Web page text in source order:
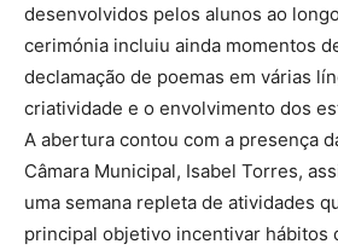
desenvolvidos pelos alunos ao
cerimónia incluiu ainda momentos
declamação de poemas em várias
criatividade e o envolvimento dos
A abertura contou com a presença
Câmara Municipal, Isabel Torres,
uma semana repleta de atividades
principal objetivo incentivar hábitos